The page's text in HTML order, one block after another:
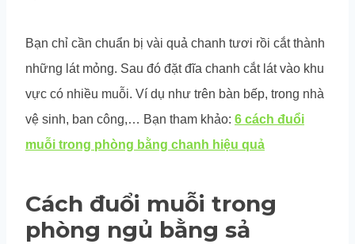
Bạn chỉ cần chuẩn bị vài quả chanh tươi rồi cắt thành
những lát mỏng. Sau đó đặt đĩa chanh cắt lát vào khu
vực có nhiều muỗi. Ví dụ như trên bàn bếp, trong nhà
vệ sinh, ban công,… Bạn tham khảo: 6 cách đuổi
muỗi trong phòng bằng chanh hiệu quả
Cách đuổi muỗi trong
phòng ngủ bằng sả